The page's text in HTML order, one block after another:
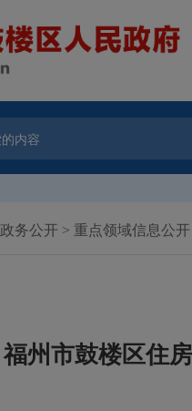
政务公开 > 重点领域信息公开
福州市鼓楼区住